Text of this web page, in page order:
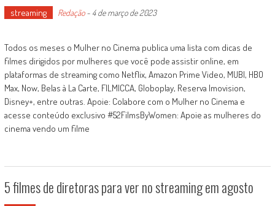
streaming Redação- 4 de março de 2023
Todos os meses o Mulher no Cinema publica uma lista com dicas de
filmes dirigidos por mulheres que você pode assistir online, em
plataformas de streaming como Netflix, Amazon Prime Video, MUBI, HBO
Max, Now, Belas à La Carte, FILMICCA, Globoplay, Reserva Imovision,
Disney+, entre outras. Apoie: Colabore com o Mulher no Cinema e
acesse conteúdo exclusivo #52FilmsByWomen: Apoie as mulheres do
cinema vendo um filme
5 filmes de diretoras para ver no streaming em agosto